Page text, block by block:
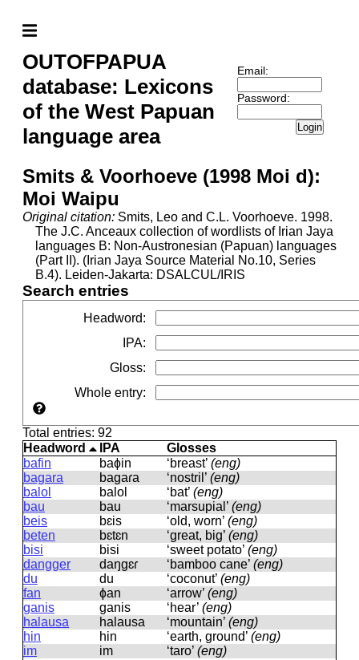
OUTOFPAPUA
database: Lexicons
of the West Papuan
language area
Email:
Password:
Login
Smits & Voorhoeve (1998 Moi d):
Moi Waipu
Original citation: Smits, Leo and C.L. Voorhoeve. 1998.
The J.C. Anceaux collection of wordlists of Irian Jaya
languages B: Non-Austronesian (Papuan) languages
(Part II). (Irian Jaya Source Material No.10, Series
B.4). Leiden-Jakarta: DSALCUL/IRIS
Search entries
Headword:
IPA:
Gloss:
Whole entry:
Total entries: 92
Headword
IPA
Glosses
bafin
baɸin ‘breast’ (eng)
bagara
baɡaɾa ‘nostril’ (eng)
balol
balol ‘bat’ (eng)
bau
bau ‘marsupial’ (eng)
beis
bɛis ‘old, worn’ (eng)
beten
bɛtɛn ‘great, big’ (eng)
bisi
bisi ‘sweet potato’ (eng)
dangger
daŋɡɛɾ ‘bamboo cane’ (eng)
du
du ‘coconut’ (eng)
fan
ɸan ‘arrow’ (eng)
ganis
ɡanis ‘hear’ (eng)
halausa
halausa ‘mountain’ (eng)
hin
hin ‘earth, ground’ (eng)
im
im ‘taro’ (eng)